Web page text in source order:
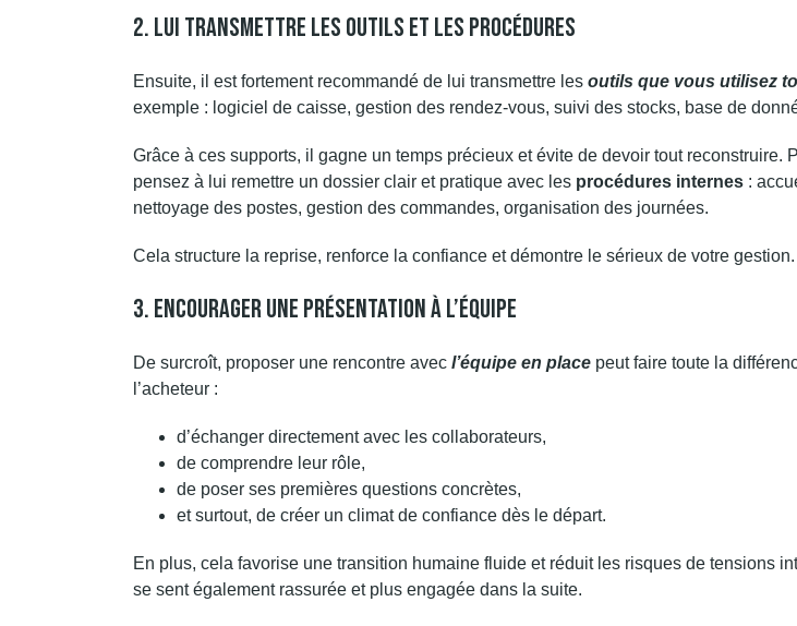
2. Lui Transmettre Les Outils Et Les Procédures
Ensuite, il est fortement recommandé de lui transmettre les outils que vous utilisez
exemple : logiciel de caisse, gestion des rendez-vous, suivi des stocks, base de
Grâce à ces supports, il gagne un temps précieux et évite de devoir tout reconstruire.
pensez à lui remettre un dossier clair et pratique avec les procédures internes :
nettoyage des postes, gestion des commandes, organisation des journées.
Cela structure la reprise, renforce la confiance et démontre le sérieux de votre gestion.
3. Encourager Une Présentation À L’équipe
De surcroît, proposer une rencontre avec l’équipe en place peut faire toute la
l’acheteur :
d’échanger directement avec les collaborateurs,
de comprendre leur rôle,
de poser ses premières questions concrètes,
et surtout, de créer un climat de confiance dès le départ.
En plus, cela favorise une transition humaine fluide et réduit les risques de tensions
se sent également rassurée et plus engagée dans la suite.